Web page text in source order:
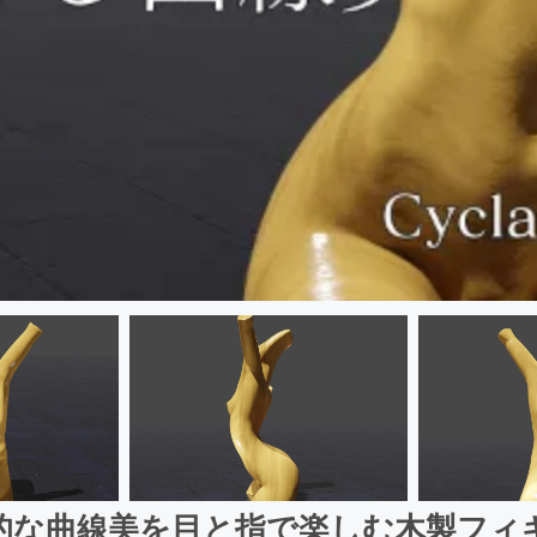
な曲線美を目と指で楽しむ木製フィ